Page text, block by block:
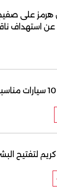
على صفيح
استهداف
لتفتيح